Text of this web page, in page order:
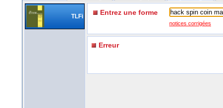
TLFi Entrez une forme
notices corrigées
Erreur